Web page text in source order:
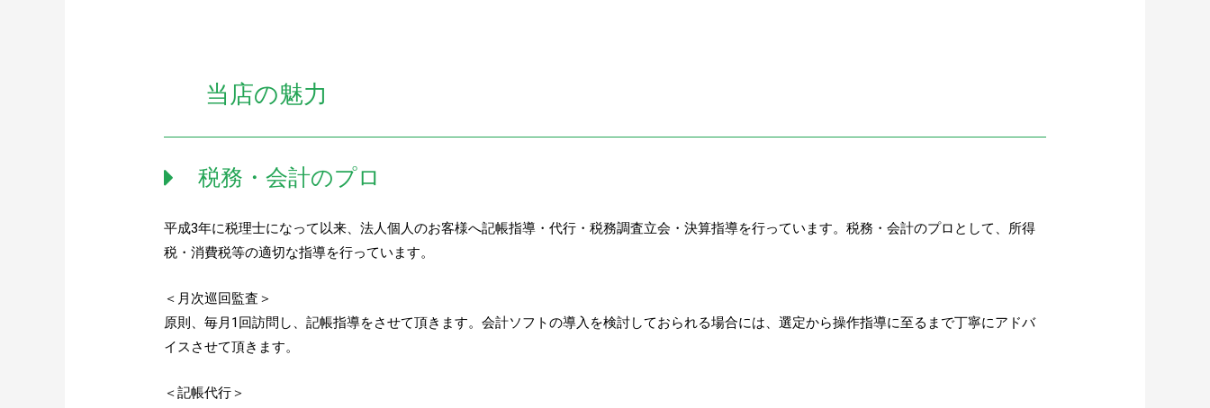
当店の魅力
税務・会計のプロ
平成3年に税理士になって以来、法人個人のお客様へ記帳指導・代行・税務調査立会・決算指導を行っています。税務・会計のプロとして、所得
税・消費税等の適切な指導を行っています。
＜月次巡回監査＞
原則、毎月1回訪問し、記帳指導をさせて頂きます。会計ソフトの導入を検討しておられる場合には、選定から操作指導に至るまで丁寧にアドバ
イスさせて頂きます。
＜記帳代行＞